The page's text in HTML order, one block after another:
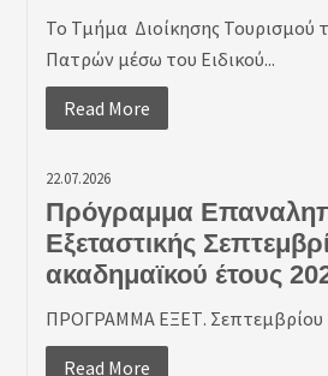
Το Τμήμα Διοίκησης Τουρισμού
Πατρών μέσω του Ειδικού...
Read More
22.07.2026
Πρόγραμμα
Εξεταστικής
ακαδημαϊκού έτους
ΠΡΟΓΡΑΜΜΑ ΕΞΕΤ. Σεπτεμβρίου
Read More